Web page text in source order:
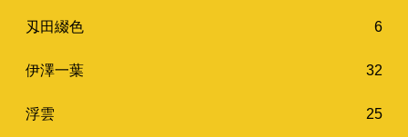
刄田綴色 6
伊澤一葉 32
浮雲 25